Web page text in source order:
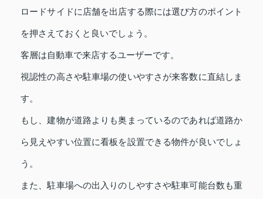
ロードサイドに店舗を出店する際には選び方のポイント
を押さえておくと良いでしょう。
客層は自動車で来店するユーザーです。
視認性の高さや駐車場の使いやすさが来客数に直結しま
す。
もし、建物が道路よりも奥まっているのであれば道路か
ら見えやすい位置に看板を設置できる物件が良いでしょ
う。
また、駐車場への出入りのしやすさや駐車可能台数も重